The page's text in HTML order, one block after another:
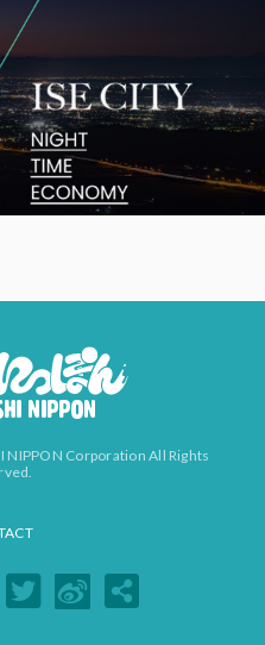
Corporation All Rights